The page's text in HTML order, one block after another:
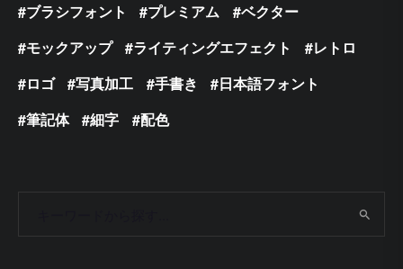
ブラシフォント
プレミアム
ベクター
モックアップ
ライティングエフェクト
レトロ
ロゴ
写真加工 手書き
日本語フォント
筆記体
細字 配色